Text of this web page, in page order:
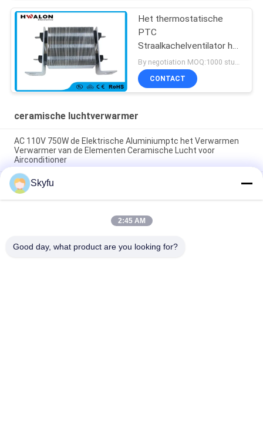
Het thermostatische
PTC
Straalkachelventilator het
Verwarmen Gebruik van
de Elementen380v
Airconditioner
CONTACT
ceramische luchtverwarmer
AC 110V 750W de Elektrische Aluminiumptc het Verwarmen
Verwarmer van de Elementen Ceramische Lucht voor
Airconditioner
Efficiënte PTC Ceramische Luchtverwarmer voor de
Verwarmer van de Douchebijlage/Keuken Warmere Verwarmer
Ce-PTC van de Goedkeurings Hoge Nauwkeurigheid
Ceramische Verwarmer 500w 110v 220V 240V voor
Skyfu
2:45 AM
Good day, what product are you looking for?